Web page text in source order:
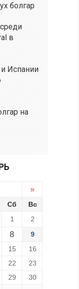
болгар
в
Испании
на
»
Сб
Вс
1
2
8
9
15
16
22
23
29
30